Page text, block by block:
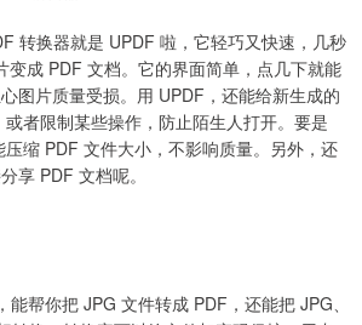
转换器就是 UPDF 啦，它轻巧又快速，几秒
变成 PDF 文档。它的界面简单，点几下就能
图片质量受损。用 UPDF，还能给新生成的
者限制某些操作，防止陌生人打开。要是
缩 PDF 文件大小，不影响质量。另外，还
享 PDF 文档呢。
帮你把 JPG 文件转成 PDF，还能把 JPG、